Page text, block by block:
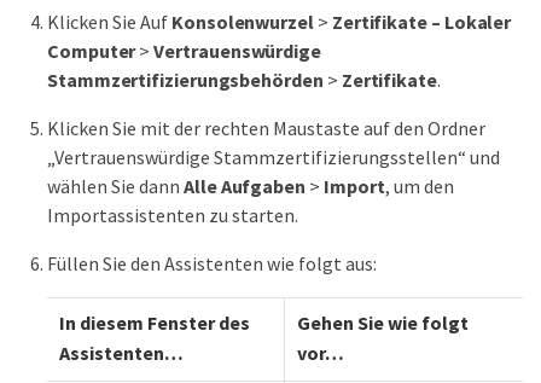
Klicken Sie Auf Konsolenwurzel> Zertifikate – Lokaler
Computer>Vertrauenswürdige
Stammzertifizierungsbehörden > Zertifikate.
Klicken Sie mit der rechten Maustaste auf den Ordner
„Vertrauenswürdige Stammzertifizierungsstellen“ und
wählen Sie dann Alle Aufgaben > Import, um den
Importassistenten zu starten.
Füllen Sie den Assistenten wie folgt aus:
In diesem Fenster des
Assistenten…​
Gehen Sie wie folgt
vor…​